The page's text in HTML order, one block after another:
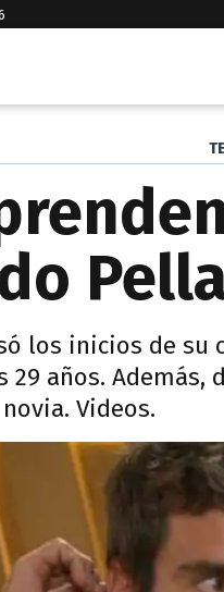
los inicios de su
29 años.
Videos.